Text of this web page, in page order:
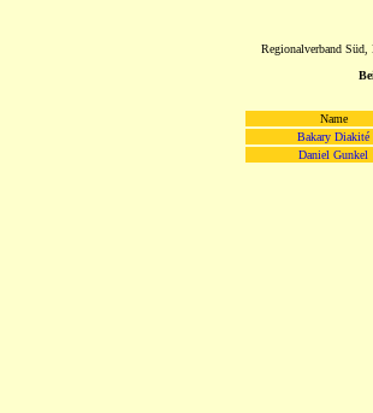
Regionalverband Süd,
Name
Bakary Diakité
Daniel Gunkel